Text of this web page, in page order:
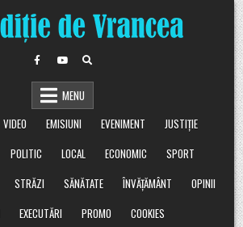
MENU
VIDEO EMISIUNI EVENIMENT
JUSTIȚIE
POLITIC LOCAL ECONOMIC
SPORT
STRĂZI SĂNĂTATE ÎNVĂȚĂMÂNT
OPINII
EXECUTĂRI PROMO COOKIES